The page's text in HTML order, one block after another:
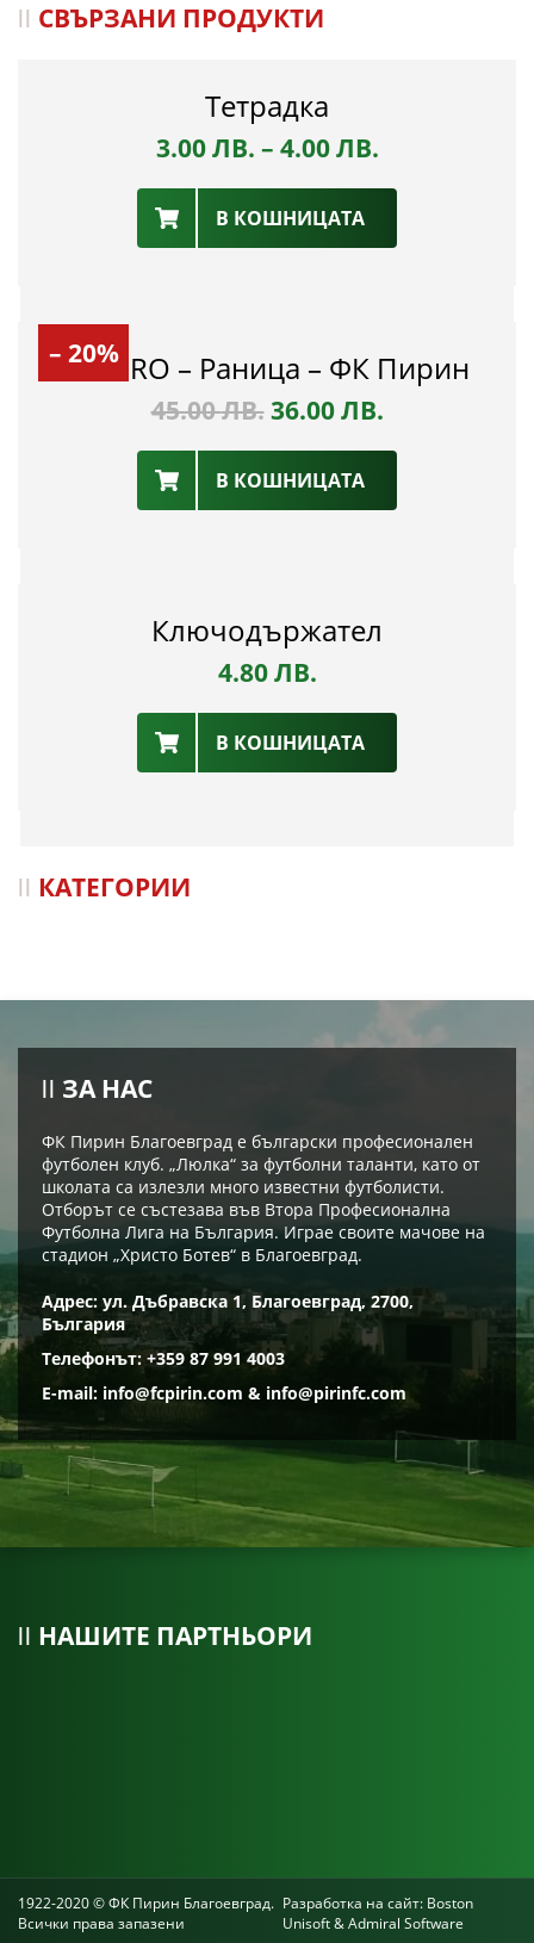
СВЪРЗАНИ ПРОДУКТИ
Тетрадка
3.00ЛВ. – 4.00ЛВ.
В КОШНИЦАТА
– 20%
UMBRO – Раница – ФК Пирин
45.00ЛВ.36.00ЛВ.
В КОШНИЦАТА
Ключодържател
4.80ЛВ.
В КОШНИЦАТА
КАТЕГОРИИ
ЗА НАС
ФК Пирин Благоевград е български професионален
футболен клуб. „Люлка“ за футболни таланти, като от
школата са излезли много известни футболисти.
Отборът се състезава във Втора Професионална
Футболна Лига на България. Играе своите мачове на
стадион „Христо Ботев“ в Благоевград.
Адрес: ул. Дъбравска 1, Благоевград, 2700,
България
Телефонът: +359 87 991 4003
E-mail: info@fcpirin.com & info@pirinfc.com
НАШИТЕ ПАРТНЬОРИ
1922-2020 © ФК Пирин Благоевград.
Всички права запазени
Разработка на сайт: Boston
Unisoft&Admiral Software